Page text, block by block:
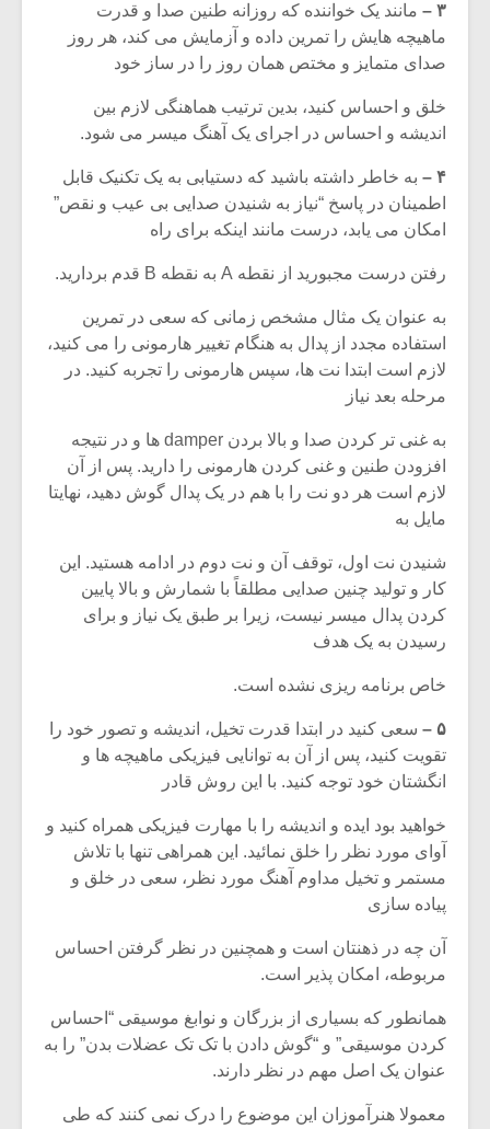
۳ –
مانند یک خواننده که روزانه طنین صدا و قدرت
ماهیچه هایش را تمرین داده و آزمایش می کند، هر روز
صدای متمایز و مختص همان روز را در ساز خود
خلق و احساس کنید، بدین ترتیب هماهنگی لازم بین
اندیشه و احساس در اجرای یک آهنگ میسر می شود.
۴ –
به خاطر داشته باشید که دستیابی به یک تکنیک قابل
اطمینان در پاسخ “نیاز به شنیدن صدایی بی عیب و نقص”
امکان می یابد، درست مانند اینکه برای راه
رفتن درست مجبورید از نقطه A به نقطه B قدم بردارید.
به عنوان یک مثال مشخص زمانی که سعی در تمرین
استفاده مجدد از پدال به هنگام تغییر هارمونی را می کنید،
لازم است ابتدا نت ها، سپس هارمونی را تجربه کنید. در
مرحله بعد نیاز
به غنی تر کردن صدا و بالا بردن damper ها و در نتیجه
افزودن طنین و غنی کردن هارمونی را دارید. پس از آن
لازم است هر دو نت را با هم در یک پدال گوش دهید، نهایتا
مایل به
شنیدن نت اول، توقف آن و نت دوم در ادامه هستید. این
کار و تولید چنین صدایی مطلقاً با شمارش و بالا پایین
کردن پدال میسر نیست، زیرا بر طبق یک نیاز و برای
رسیدن به یک هدف
خاص برنامه ریزی نشده است.
۵ –
سعی کنید در ابتدا قدرت تخیل، اندیشه و تصور خود را
تقویت کنید، پس از آن به توانایی فیزیکی ماهیچه ها و
انگشتان خود توجه کنید. با این روش قادر
خواهید بود ایده و اندیشه را با مهارت فیزیکی همراه کنید و
آوای مورد نظر را خلق نمائید. این همراهی تنها با تلاش
مستمر و تخیل مداوم آهنگ مورد نظر، سعی در خلق و
پیاده سازی
آن چه در ذهنتان است و همچنین در نظر گرفتن احساس
مربوطه، امکان پذیر است.
همانطور که بسیاری از بزرگان و نوابغ موسیقی “احساس
کردن موسیقی” و “گوش دادن با تک تک عضلات بدن” را به
عنوان یک اصل مهم در نظر دارند.
معمولا هنرآموزان این موضوع را درک نمی کنند که طی